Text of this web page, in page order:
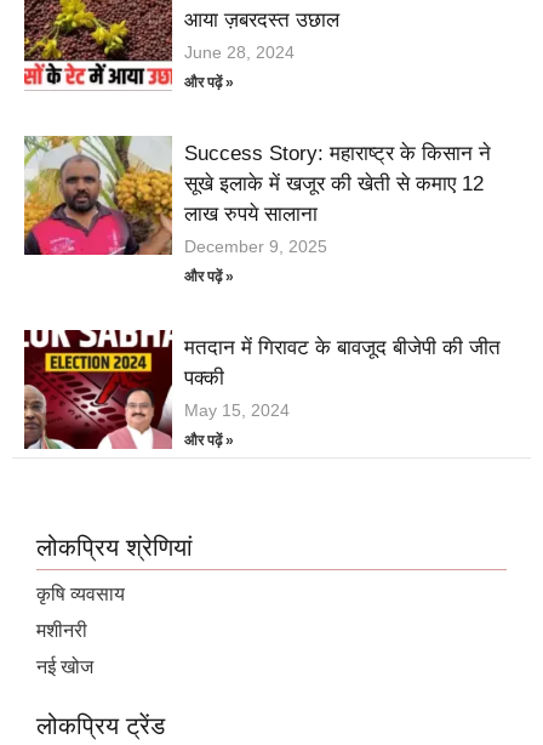
आया ज़बरदस्त उछाल
June 28, 2024
और पढ़ें »
Success Story: महाराष्ट्र के किसान ने
सूखे इलाके में खजूर की खेती से कमाए 12
लाख रुपये सालाना
December 9, 2025
और पढ़ें »
मतदान में गिरावट के बावजूद बीजेपी की जीत
पक्की
May 15, 2024
और पढ़ें »
लोकप्रिय श्रेणियां
कृषि व्यवसाय
मशीनरी
नई खोज
लोकप्रिय ट्रेंड